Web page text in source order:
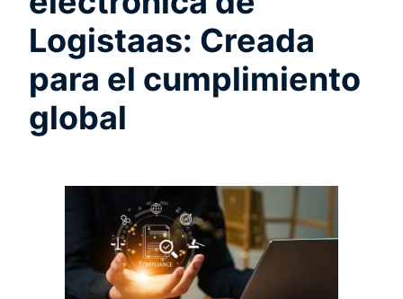
Logistaas: Creada
para el cumplimiento
global